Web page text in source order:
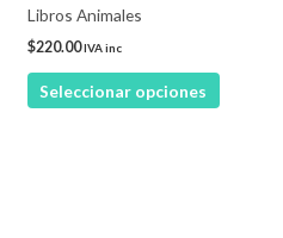
Libros Animales
$220.00IVA inc
Seleccionar opciones